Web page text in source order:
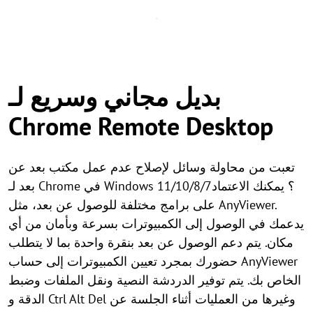
بديل مجاني وسريع لـ
Chrome Remote Desktop
تعبت من محاولة وسائل لإصلاح عدم عمل مكتب بعد عن
بعد لـ Chrome في Windows 11/10/8/7؟ يمكنك الاعتماد
على برامج مختلفة للوصول عن بعد، مثل AnyViewer.
يدعمك في الوصول إلى الكمبيوترات بسرعة وبأمان من أي
مكان. يتم دعم الوصول عن بعد بنقرة واحدة بما لا يتطلب
حضورك بمجرد تعيين الكمبيوترات إلى حساب AnyViewer
الخاص بك. يتم توفير الدردشة النصية ونقل الملفات وضبط
الدقة و Ctrl Alt Del وغيرها من العمليات أثناء الجلسة عن